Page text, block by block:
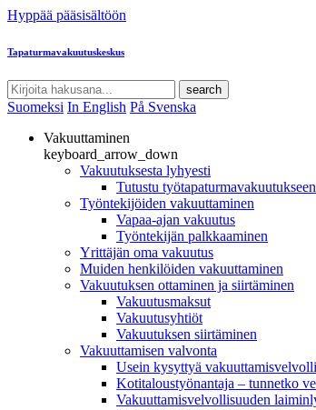
Hyppää pääsisältöön
Tapaturmavakuutuskeskus
search
Suomeksi In English På Svenska
Vakuuttaminen
keyboard_arrow_down
Vakuutuksesta lyhyesti
Tutustu
Työntekijöiden vakuuttaminen
Vapaa-ajan vakuutus
Työntekijän palkkaaminen
Yrittäjän oma vakuutus
Muiden henkilöiden vakuuttaminen
Vakuutuksen ottaminen ja siirtäminen
Vakuutusmaksut
Vakuutusyhtiöt
Vakuutuksen siirtäminen
Vakuuttamisen valvonta
Usein kysyttyä
Kotitaloustyönantaja – tunnetko
Vakuuttamisvelvollisuuden